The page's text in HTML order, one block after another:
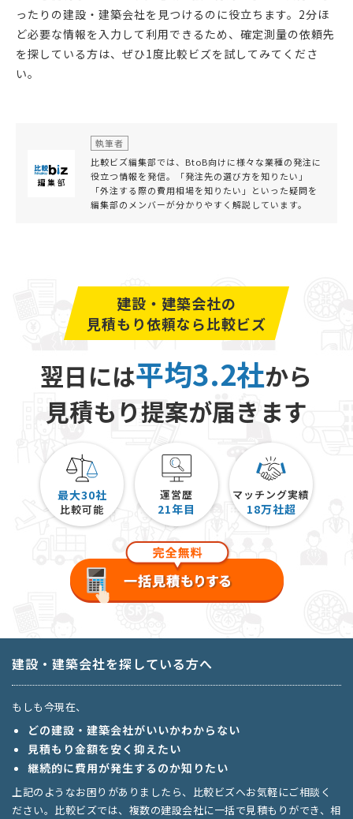
ったりの建設・建築会社を見つけるのに役立ちます。2分ほ
ど必要な情報を入力して利用できるため、確定測量の依頼先
を探している方は、ぜひ1度比較ビズを試してみてくださ
い。
執筆者
比較ビズ編集部では、BtoB向けに様々な業種の発注に
役立つ情報を発信。「発注先の選び方を知りたい」
「外注する際の費用相場を知りたい」といった疑問を
編集部のメンバーが分かりやすく解説しています。
建設・建築会社の
見積もり依頼なら比較ビズ
翌日には平均3.2社から
見積もり提案が届きます
最大30社
比較可能
運営歴
21年目
マッチング実績
18万社超
建設・建築会社を探している方へ
もしも今現在、
どの建設・建築会社がいいかわからない
見積もり金額を安く抑えたい
継続的に費用が発生するのか知りたい
上記のようなお困りがありましたら、比較ビズへお気軽にご相談く
ださい。比較ビズでは、複数の建設会社に一括で見積もりができ、相